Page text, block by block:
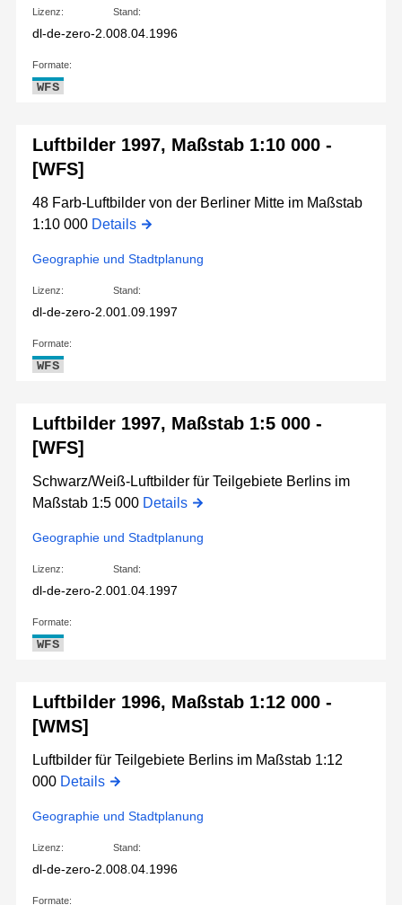
Lizenz:
dl-de-zero-2.0
Stand:
08.04.1996
Formate:
WFS
Luftbilder 1997, Maßstab 1:10 000 -
[WFS]
48 Farb-Luftbilder von der Berliner Mitte im Maßstab
1:10 000 Details
Geographie und Stadtplanung
Lizenz:
dl-de-zero-2.0
Stand:
01.09.1997
Formate:
WFS
Luftbilder 1997, Maßstab 1:5 000 -
[WFS]
Schwarz/Weiß-Luftbilder für Teilgebiete Berlins im
Maßstab 1:5 000 Details
Geographie und Stadtplanung
Lizenz:
dl-de-zero-2.0
Stand:
01.04.1997
Formate:
WFS
Luftbilder 1996, Maßstab 1:12 000 -
[WMS]
Luftbilder für Teilgebiete Berlins im Maßstab 1:12
000 Details
Geographie und Stadtplanung
Lizenz:
dl-de-zero-2.0
Stand:
08.04.1996
Formate: